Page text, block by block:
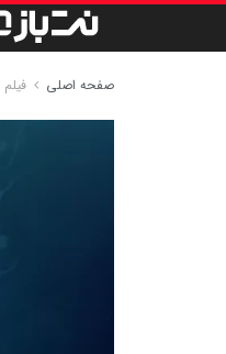
صفحه اصلی